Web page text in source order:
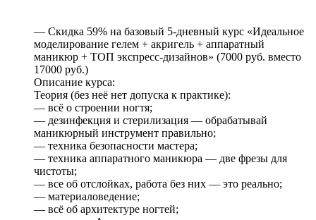
— Скидка 59% на базовый 5-дневный курс «Идеальное
моделирование гелем + акригель + аппаратный
маникюр + ТОП экспресс-дизайнов» (7000 руб. вместо
17000 руб.)
Описание курса:
Теория (без неё нет допуска к практике):
— всё о строении ногтя;
— дезинфекция и стерилизация — обрабатывай
маникюрный инструмент правильно;
— техника безопасности мастера;
— техника аппаратного маникюра — две фрезы для
чистоты;
— все об отслойках, работа без них — это реально;
— материаловедение;
— всё об архитектуре ногтей;